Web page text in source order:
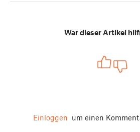
War dieser Artikel
Einloggen um einen